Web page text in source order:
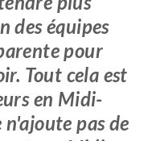
des équipes
pour
Tout cela est
en Midi-
pas de